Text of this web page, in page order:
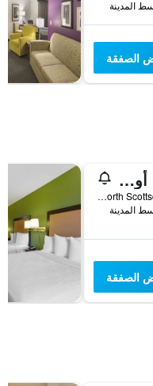
الصفقة
رودواي إن أولد تاون سكوتسديل
2934 North Scottsdale Road, سكوتسدايل, AZ, الولايات المتحدة الأميريكية
الصفقة